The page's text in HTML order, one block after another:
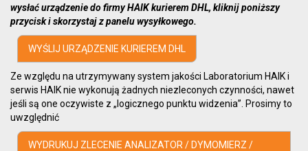
wysłać urządzenie do firmy HAIK kurierem DHL, kliknij poniższy
przycisk i skorzystaj z panelu wysyłkowego.
WYŚLIJ URZĄDZENIE KURIEREM DHL
Ze względu na utrzymywany system jakości Laboratorium HAIK i
serwis HAIK nie wykonują żadnych niezleconych czynności, nawet
jeśli są one oczywiste z „logicznego punktu widzenia”. Prosimy to
uwzględnić
WYDRUKUJ ZLECENIE ANALIZATOR / DYMOMIERZ /